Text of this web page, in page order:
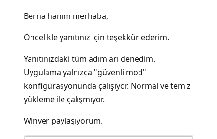
Berna hanım merhaba,
Öncelikle yanıtınız için teşekkür ederim.
Yanıtınızdaki tüm adımları denedim.
Uygulama yalnızca "güvenli mod"
konfigürasyonunda çalışıyor. Normal ve temiz
yükleme ile çalışmıyor.
Winver paylaşıyorum.